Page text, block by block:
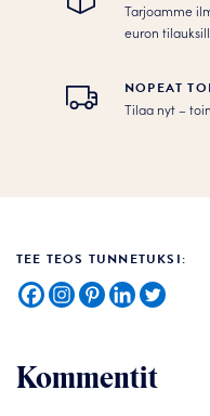
Tarjoamme
euron
NOPEAT
Tilaa nyt –
TEE TEOS TUNNETUKSI:
Kommentit